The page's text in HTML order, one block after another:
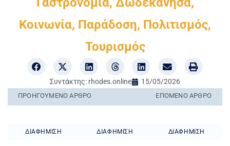
Κοινωνία, Παράδοση, Πολιτισμός,
Τουρισμός
Συντάκτης: rhodes.online 15/05/2026
ΠΡΟΗΓΟΎΜΕΝO ΆΡΘΡΟ ΕΠΌΜΕΝΟ ΆΡΘΡΟ
ΔΙΑΦΉΜΙΣΗ ΔΙΑΦΉΜΙΣΗ ΔΙΑΦΉΜΙΣΗ